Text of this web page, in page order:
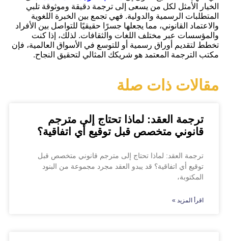
الخيار الأمثل لكل من يسعى إلى ترجمة دقيقة وموثوقة تلبي
المتطلبات الرسمية والدولية. فهي تجمع بين الخبرة اللغوية
والاعتماد القانوني، مما يجعلها جسرًا حقيقيًا للتواصل بين الأفراد
والمؤسسات عبر مختلف اللغات والثقافات. لذلك، إذا كنت
تخطط لتقديم أوراق رسمية أو للتوسع في الأسواق العالمية، فإن
مكتب الترجمة المعتمد هو شريكك المثالي لتحقيق النجاح.
مقالات ذات صلة
ترجمة العقد: لماذا تحتاج إلى مترجم
قانوني متخصص قبل توقيع أي اتفاقية؟
ترجمة العقد: لماذا تحتاج إلى مترجم قانوني متخصص قبل
توقيع أي اتفاقية؟ قد يبدو العقد مجرد مجموعة من البنود
المكتوبة،
اقرأ المزيد »